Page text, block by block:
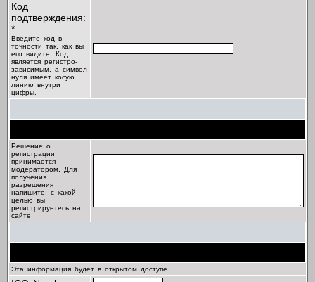
Код
подтверждения:
*
Введите код в
точности так, как вы
его видите. Код
является регистро-
зависимым, а символ
нуля имеет косую
линию внутри
цифры.
Решение о
регистрации
принимается
модератором. Для
получения
разрешения
напишите, с какой
целью вы
регистрируетесь на
сайте
Эта информация будет в открытом доступе